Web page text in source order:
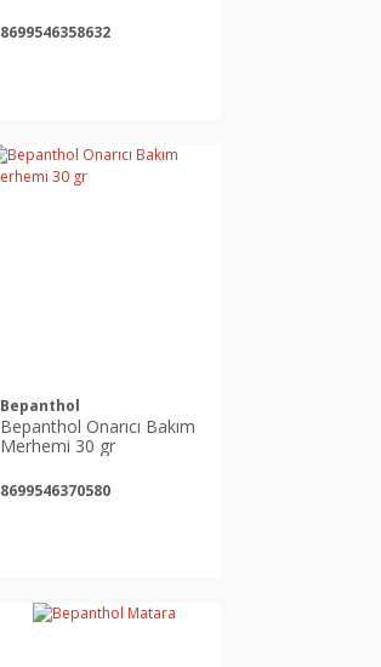
8699546358632
Bepanthol
Bepanthol Onarıcı Bakım
Merhemi 30 gr
8699546370580